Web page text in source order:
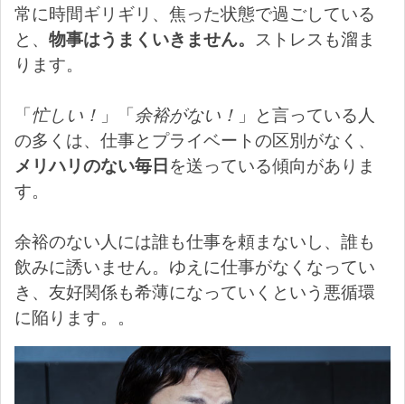
常に時間ギリギリ、焦った状態で過ごしている
と、 物事はうまくいきません。 ストレスも溜ま
ります。
「忙しい！ 」「余裕がない！ 」と言っている人
の多くは、仕事とプライベートの区別がなく、
メリハリのない毎日を送っている傾向がありま
す。
余裕のない人には誰も仕事を頼まないし、誰も
飲みに誘いません。ゆえに仕事がなくなってい
き、友好関係も希薄になっていくという悪循環
に陥ります。。